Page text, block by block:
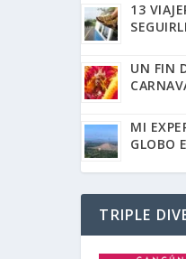
13
UN FIN
MI
GLOBO
TRIPLE